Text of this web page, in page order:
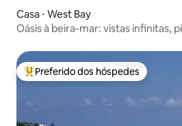
Casa ⋅ West Bay
Oásis à beira-mar: vistas infinitas,
Entre os melhores preferidos dos
Preferido dos hóspedes